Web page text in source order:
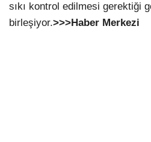
sıkı kontrol edilmesi gerektiği
birleşiyor.>>>Haber Merkezi